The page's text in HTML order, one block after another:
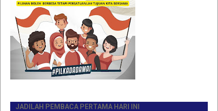
JADILAH PEMBACA PERTAMA HARI INI